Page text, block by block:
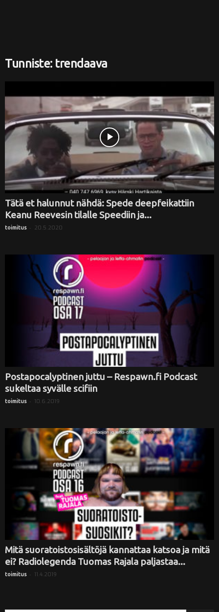
Tunniste: trendaava
Tätä et halunnut nähdä: Spede deepfeikattiin
Keanu Reevesin tilalle Speediin ja...
toimitus - 20.5.2020
Postapocalyptinen juttu – Respawn.fi Podcast
sukeltaa syvälle scifiin
toimitus - 10.6.2019
Mitä suoratoistosisältöjä kannattaa katsoa ja mitä
ei? Radiolegenda Tuomas Rajala paljastaa...
toimitus - 11.4.2019